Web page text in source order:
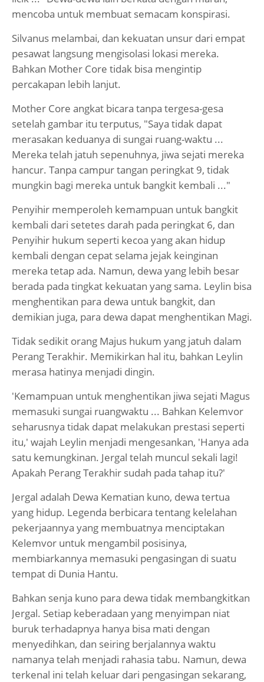
mencoba untuk membuat semacam konspirasi.
Silvanus melambai, dan kekuatan unsur dari empat
pesawat langsung mengisolasi lokasi mereka.
Bahkan Mother Core tidak bisa mengintip
percakapan lebih lanjut.
Mother Core angkat bicara tanpa tergesa-gesa
setelah gambar itu terputus, "Saya tidak dapat
merasakan keduanya di sungai ruang-waktu ...
Mereka telah jatuh sepenuhnya, jiwa sejati mereka
hancur. Tanpa campur tangan peringkat 9, tidak
mungkin bagi mereka untuk bangkit kembali ..."
Penyihir memperoleh kemampuan untuk bangkit
kembali dari setetes darah pada peringkat 6, dan
Penyihir hukum seperti kecoa yang akan hidup
kembali dengan cepat selama jejak keinginan
mereka tetap ada. Namun, dewa yang lebih besar
berada pada tingkat kekuatan yang sama. Leylin bisa
menghentikan para dewa untuk bangkit, dan
demikian juga, para dewa dapat menghentikan Magi.
Tidak sedikit orang Majus hukum yang jatuh dalam
Perang Terakhir. Memikirkan hal itu, bahkan Leylin
merasa hatinya menjadi dingin.
'Kemampuan untuk menghentikan jiwa sejati Magus
memasuki sungai ruangwaktu ... Bahkan Kelemvor
seharusnya tidak dapat melakukan prestasi seperti
itu,' wajah Leylin menjadi mengesankan, 'Hanya ada
satu kemungkinan. Jergal telah muncul sekali lagi!
Apakah Perang Terakhir sudah pada tahap itu?'
Jergal adalah Dewa Kematian kuno, dewa tertua
yang hidup. Legenda berbicara tentang kelelahan
pekerjaannya yang membuatnya menciptakan
Kelemvor untuk mengambil posisinya,
membiarkannya memasuki pengasingan di suatu
tempat di Dunia Hantu.
Bahkan senja kuno para dewa tidak membangkitkan
Jergal. Setiap keberadaan yang menyimpan niat
buruk terhadapnya hanya bisa mati dengan
menyedihkan, dan seiring berjalannya waktu
namanya telah menjadi rahasia tabu. Namun, dewa
terkenal ini telah keluar dari pengasingan sekarang,